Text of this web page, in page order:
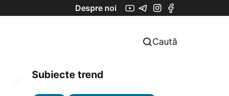
Despre noi
Caută
Subiecte trend